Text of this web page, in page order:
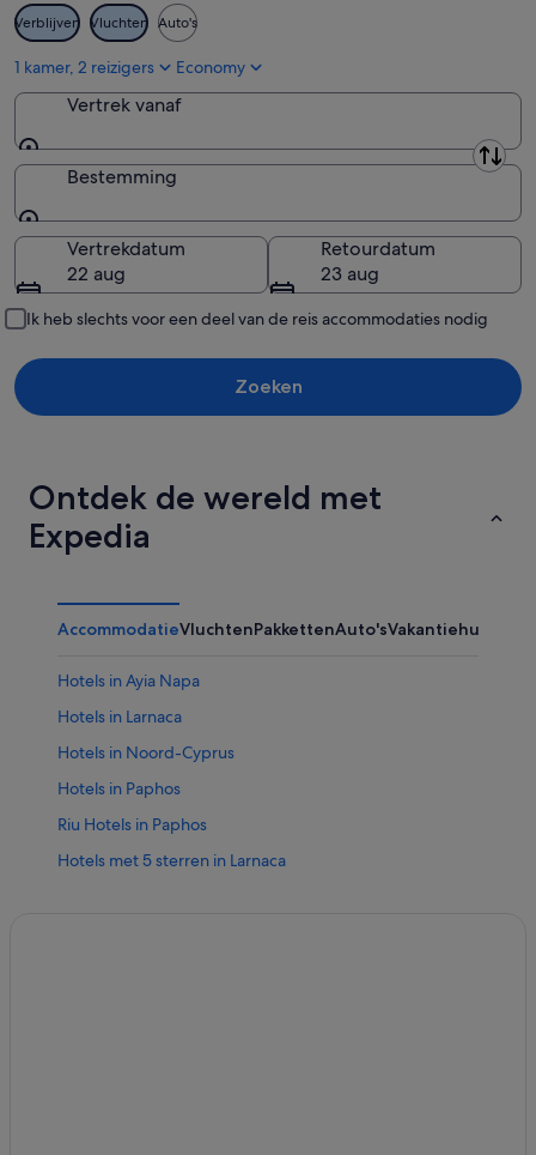
Verblijven Vluchten Auto's
1 kamer, 2 reizigers Economy
Vertrek vanaf
Vertrek vanaf
Bestemming
Bestemming
Vertrekdatum
22 aug
Retourdatum
23 aug
Ik heb slechts voor een deel van de reis accommodaties nodig
Zoeken
Ontdek de wereld met
Expedia
AccommodatieVluchtenPakkettenAuto'sVakantiehuizen
Hotels in Ayia Napa
Hotels in Larnaca
Hotels in Noord-Cyprus
Hotels in Paphos
Riu Hotels in Paphos
Hotels met 5 sterren in Larnaca